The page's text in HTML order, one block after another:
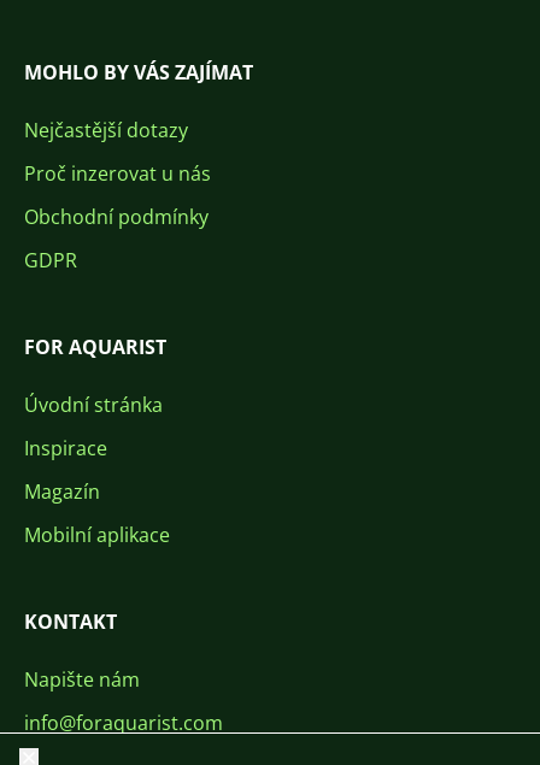
MOHLO BY VÁS ZAJÍMAT
Nejčastější dotazy
Proč inzerovat u nás
Obchodní podmínky
GDPR
FOR AQUARIST
Úvodní stránka
Inspirace
Magazín
Mobilní aplikace
KONTAKT
Napište nám
info@foraquarist.com